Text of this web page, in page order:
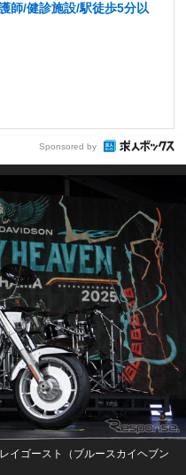
師/健診施設/駅徒歩5分以
Sponsored by
イゴースト（ブルースカイヘブン